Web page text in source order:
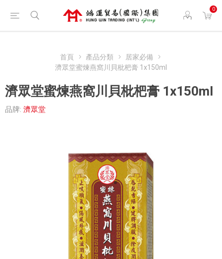
0
首頁 產品分類
居家必備
濟眾堂蜜煉燕窩川貝枇杷膏 1x150ml
濟眾堂蜜煉燕窩川貝枇杷膏 1x150ml
品牌: 濟眾堂